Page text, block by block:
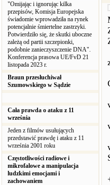
"Omijając i ignorując kilka
przepisów, Komisja Europejska
świadomie wprowadziła na rynek
potencjalnie śmiertelne zastrzyki.
Potwierdziło się, że skutki uboczne
zależą od partii szczepionki,
podobnie zanieczyszczenie DNA".
Konferencja prasowa UE/FvD 21
listopada 2023 r.
Braun przesłuchiwał
Szumowskiego w Sądzie
Cała prawda o ataku z 11
września
Jeden z filmów usułujących
przedstawić prawdę i ataku z 11
września 2001 roku
Częstotliwości radiowe i
mikrofalowe a manipulacja
ludzkimi emocjami i
zachowaniem